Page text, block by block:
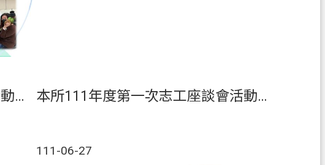
本所111年度第二次志工座談會活動花絮 本所111年度第一次志工座談會活動花絮
111-06-27